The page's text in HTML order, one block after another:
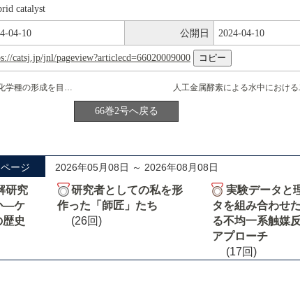
catalyst
04-10 公開日 2024-04-10
catsj.jp/jnl/pageview?articlecd=66020009000
構造が明確で均質な表面化学種の形成を目指したPseudo-Grafted Precursor(PGP)法の開発
66巻2号へ戻る
ージ 2026年05月08日 ～ 2026年08月08日
研究
―ケ
史
研究者としての私を形
作った「師匠」たち
(26回)
実験データと
タを組み合わせ
る不均一系触媒
アプローチ
(17回)